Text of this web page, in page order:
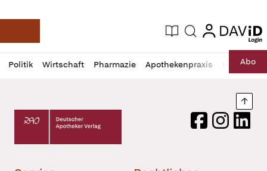
Deutsche Apotheker Zeitung
Aktuelle Ausgabe
Suche login
login
Politik Wirtschaft Pharmazie Apothekenpraxis RechtAbo
Profil
öffnen
Daz
Pur
Deutscher Apotheker Verlag Logo
FacebookInstagram